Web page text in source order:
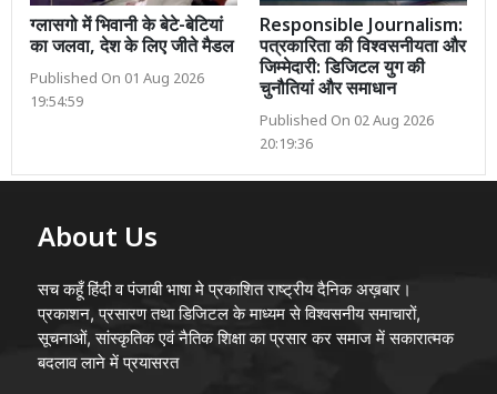
ग्लासगो में भिवानी के बेटे-बेटियां
का जलवा, देश के लिए जीते मैडल
Published On 01 Aug 2026
19:54:59
Responsible Journalism:
पत्रकारिता की विश्वसनीयता और
जिम्मेदारी: डिजिटल युग की
चुनौतियां और समाधान
Published On 02 Aug 2026
20:19:36
About Us
सच कहूँ हिंदी व पंजाबी भाषा मे प्रकाशित राष्ट्रीय दैनिक अख़बार।
प्रकाशन, प्रसारण तथा डिजिटल के माध्यम से विश्वसनीय समाचारों,
सूचनाओं, सांस्कृतिक एवं नैतिक शिक्षा का प्रसार कर समाज में सकारात्मक
बदलाव लाने में प्रयासरत